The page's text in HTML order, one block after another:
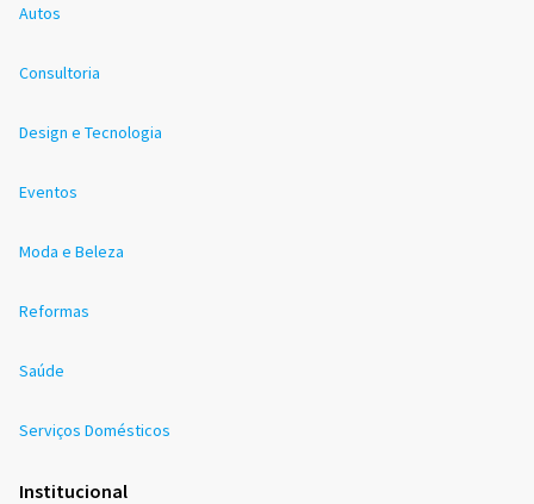
Autos
Consultoria
Design e Tecnologia
Eventos
Moda e Beleza
Reformas
Saúde
Serviços Domésticos
Institucional